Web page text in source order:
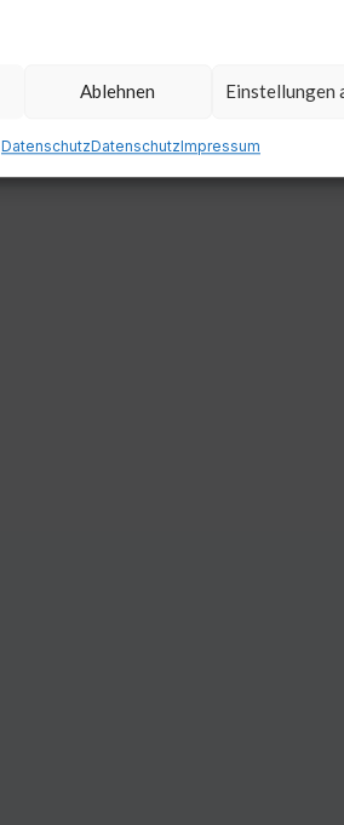
Ablehnen Einstellungen
DatenschutzDatenschutzImpressum